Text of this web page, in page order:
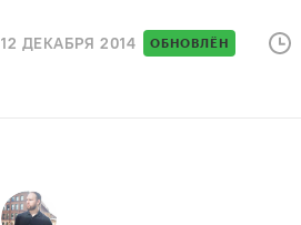
12 ДЕКАБРЯ 2014 ОБНОВЛЁН